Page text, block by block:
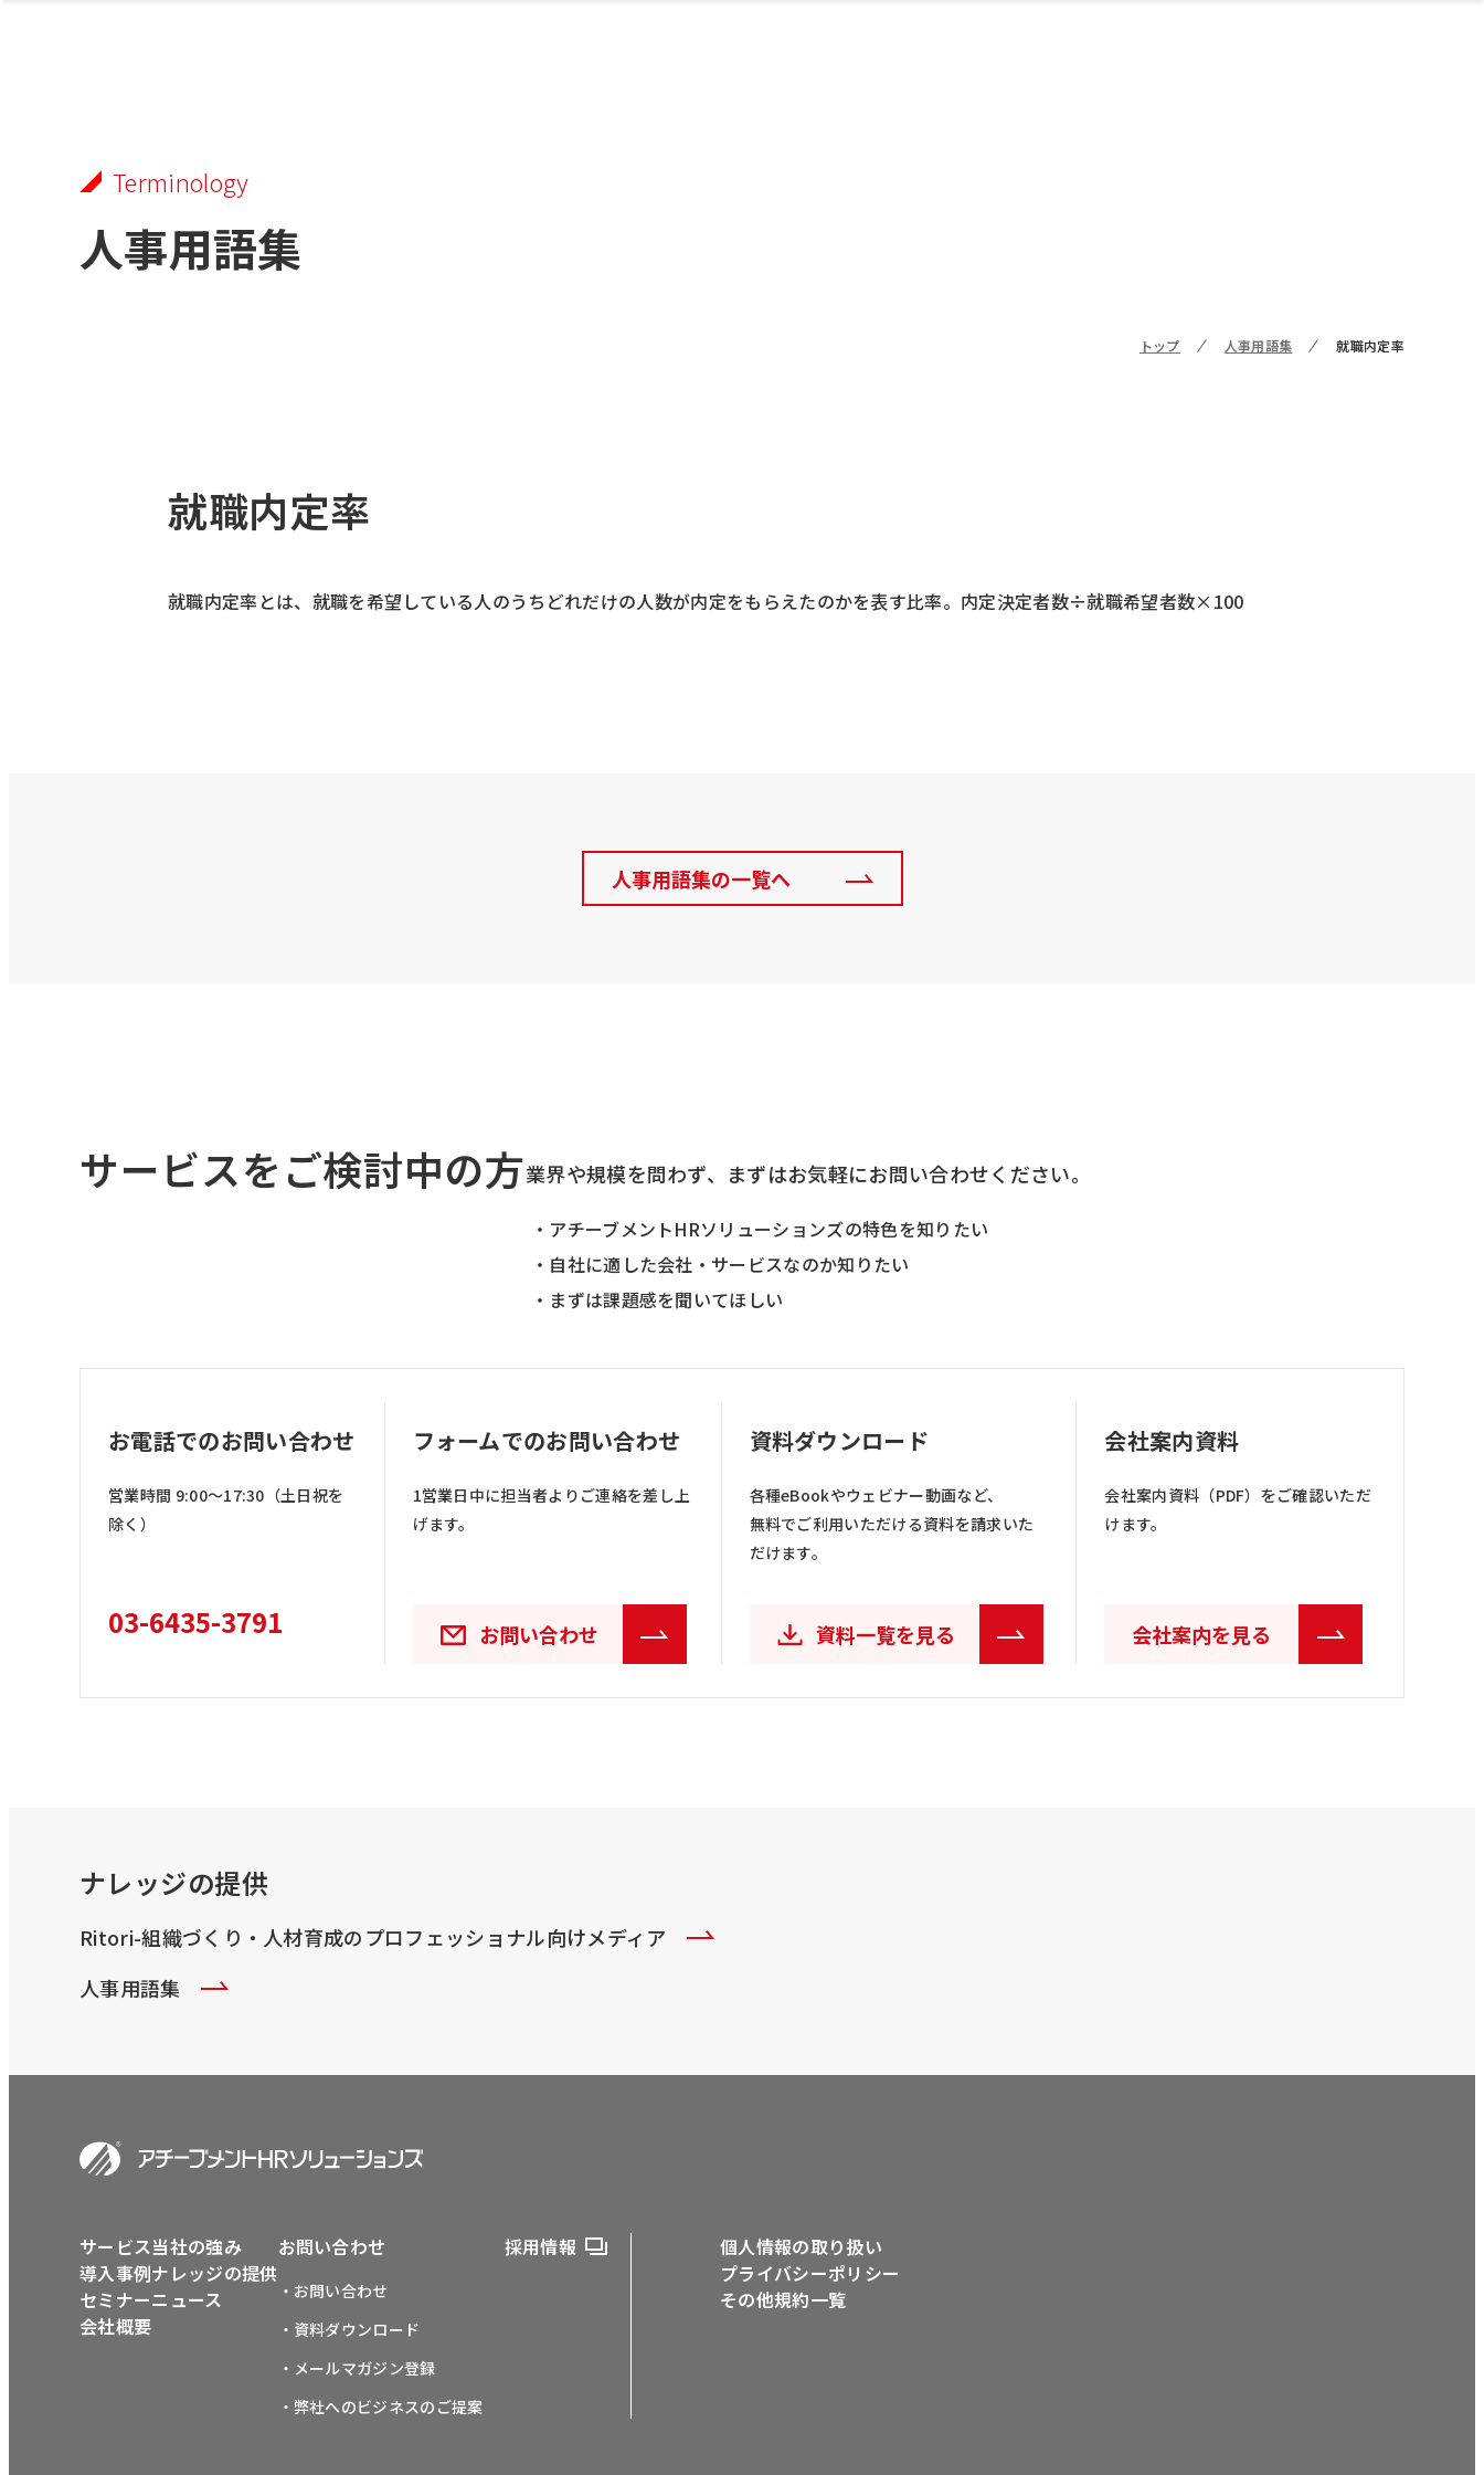
Terminology
人事用語集
トップ 人事用語集 就職内定率
就職内定率
就職内定率とは、就職を希望している人のうちどれだけの人数が内定をもらえたのかを表す比率。内定決定者数÷就職希望者数×100
人事用語集の一覧へ
サービスをご検討中の方業界や規模を問わず、まずはお気軽にお問い合わせください。
・アチーブメントHRソリューションズの特色を知りたい
・自社に適した会社・サービスなのか知りたい
・まずは課題感を聞いてほしい
お電話でのお問い合わせ
営業時間 9:00〜17:30（土日祝を
除く）
03-6435-3791
フォームでのお問い合わせ
1営業日中に担当者よりご連絡を差し上
げます。
お問い合わせ
資料ダウンロード
各種eBookやウェビナー動画など、
無料でご利用いただける資料を請求いた
だけます。
資料一覧を見る
会社案内資料
会社案内資料（PDF）をご確認いただ
けます。
会社案内を見る
ナレッジの提供
Ritori-組織づくり・人材育成のプロフェッショナル向けメディア
人事用語集
サービス
導入事例
セミナー
会社概要
当社の強み
ナレッジの提供
ニュース
お問い合わせ
・お問い合わせ
・資料ダウンロード
・メールマガジン登録
・弊社へのビジネスのご提案
採用情報
個人情報の取り扱い
プライバシーポリシー
その他規約一覧